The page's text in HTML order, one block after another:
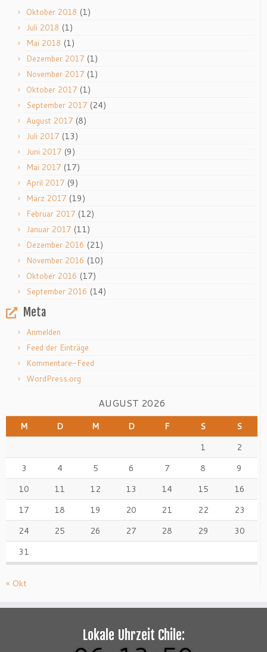
Oktober 2018 (1)
Juli 2018 (1)
Mai 2018 (1)
Dezember 2017 (1)
November 2017 (1)
Oktober 2017 (1)
September 2017 (24)
August 2017 (8)
Juli 2017 (13)
Juni 2017 (9)
Mai 2017 (17)
April 2017 (9)
März 2017 (19)
Februar 2017 (12)
Januar 2017 (11)
Dezember 2016 (21)
November 2016 (10)
Oktober 2016 (17)
September 2016 (14)
Meta
Anmelden
Feed der Einträge
Kommentare-Feed
WordPress.org
AUGUST 2026
M D M D F S
S
1
2
3
4 5 6 7 8
9
10
11 12 13 14 15
16
17
18 19 20 21 22
23
24
25 26 27 28 29
30
31
« Okt
Lokale Uhrzeit Chile: